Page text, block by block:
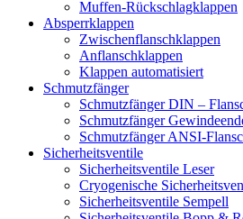
Muffen-Rückschlagklappen
Absperrklappen
Zwischenflanschklappen
Anflanschklappen
Klappen automatisiert
Schmutzfänger
Schmutzfänger DIN –
Schmutzfänger
Schmutzfänger ANSI-
Sicherheitsventile
Sicherheitsventile Leser
Cryogenische
Sicherheitsventile Sempell